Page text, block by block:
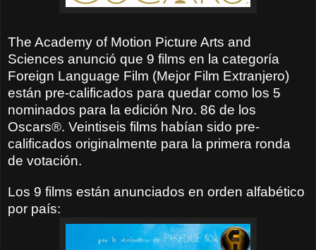
The Academy of Motion Picture Arts and
Sciences anunció que 9 films en la categoría
Foreign Language Film (Mejor Film Extranjero)
están pre-calificados para quedar como los 5
nominados para la edición Nro. 86 de los
Oscars®. Veintiseis films habían sido pre-
calificados originalmente para la primera ronda
de votación.
Los 9 films están anunciados en orden alfabético
por país: